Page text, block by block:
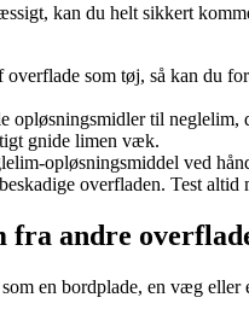
kan du helt sikkert
som tøj, så kan du
opløsningsmidler til neglelim,
gnide limen væk.
opløsningsmiddel ved
overfladen. Test
fra andre
en bordplade, en væg